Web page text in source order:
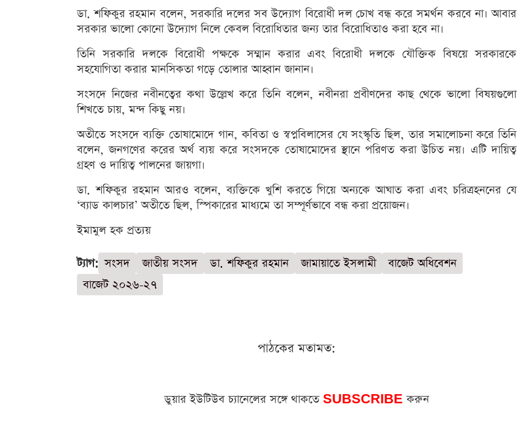
ডা. শফিকুর রহমান বলেন, সরকারি দলের সব উদ্যোগ বিরোধী দল চোখ বন্ধ করে সমর্থন করবে না। আবার
সরকার ভালো কোনো উদ্যোগ নিলে কেবল বিরোধিতার জন্য তার বিরোধিতাও করা হবে না।
তিনি সরকারি দলকে বিরোধী পক্ষকে সম্মান করার এবং বিরোধী দলকে যৌক্তিক বিষয়ে সরকারকে
সহযোগিতা করার মানসিকতা গড়ে তোলার আহ্বান জানান।
সংসদে নিজের নবীনত্বের কথা উল্লেখ করে তিনি বলেন, নবীনরা প্রবীণদের কাছ থেকে ভালো বিষয়গুলো
শিখতে চায়, মন্দ কিছু নয়।
অতীতে সংসদে ব্যক্তি তোষামোদে গান, কবিতা ও স্বপ্নবিলাসের যে সংস্কৃতি ছিল, তার সমালোচনা করে তিনি
বলেন, জনগণের করের অর্থ ব্যয় করে সংসদকে তোষামোদের স্থানে পরিণত করা উচিত নয়। এটি দায়িত্ব
গ্রহণ ও দায়িত্ব পালনের জায়গা।
ডা. শফিকুর রহমান আরও বলেন, ব্যক্তিকে খুশি করতে গিয়ে অন্যকে আঘাত করা এবং চরিত্রহননের যে
‘ব্যাড কালচার’ অতীতে ছিল, স্পিকারের মাধ্যমে তা সম্পূর্ণভাবে বন্ধ করা প্রয়োজন।
ইমামুল হক প্রত্যয়
ট্যাগ: সংসদ জাতীয় সংসদ ডা. শফিকুর রহমান জামায়াতে ইসলামী
বাজেট অধিবেশন
বাজেট ২০২৬-২৭
পাঠকের মতামত:
ডুয়ার ইউটিউব চ্যানেলের সঙ্গে থাকতে SUBSCRIBEকরুন